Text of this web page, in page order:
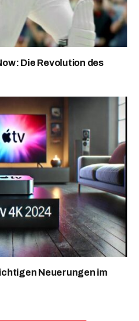
Die Revolution des
Neuerungen im